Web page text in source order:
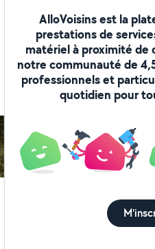
AlloVoisins est la
prestations de
matériel à proximité de
notre communauté de
professionnels et
quotidien pour